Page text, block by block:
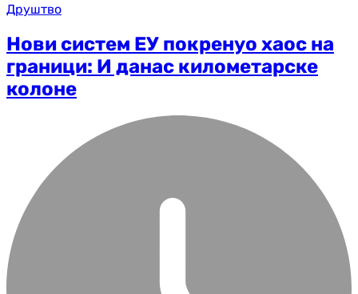
Друштво
Нови систем ЕУ покренуо хаос на
граници: И данас километарске
колоне